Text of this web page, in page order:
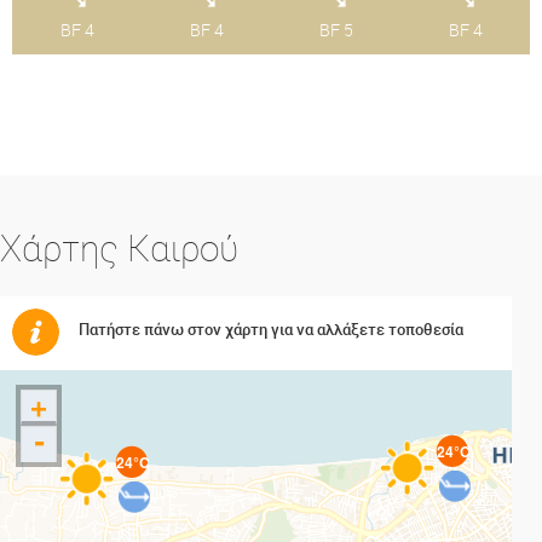
BF 4 BF 4 BF 5 BF 4
Χάρτης Καιρού
Πατήστε πάνω στον χάρτη για να αλλάξετε τοποθεσία
24°C
24°C
+
-